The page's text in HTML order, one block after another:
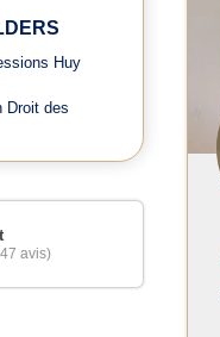
Huy
Droit des
avis)